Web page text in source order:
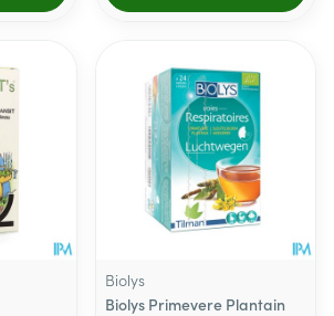
Biolys
Biolys Primevere Plantain